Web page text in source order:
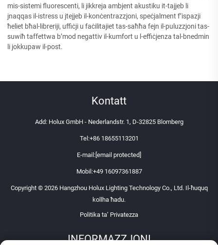
mis-sistemi fluorescenti, li jikkreja ambjent akustiku it-tajjeb li
jnaqqas il-istress u jtejjeb il-konċentrazzjoni, speċjalment f’ispazji
ħeliet bħal-libreriji, uffiċji u faċilitajiet tas-saħħa fejn il-puluzzjoni tas-
suwiħ taffettwa b’mod negattiv il-kumfort u l-effiċjenza tal-bnedmin
li jokkupaw il-post.
Kontatt
Add: Holux GmbH - Nederlandstr. 1, D-32825 Blomberg
Tel:+86 18655113201
E-mail: [email protected]
Mobil:+49 16097361887
Copyright © 2026 Hangzhou Holux Lighting Technology Co., Ltd. Il-ħuquq
kollha ħadu.
Politika ta’ Privatezza
INFORMAZZJONI